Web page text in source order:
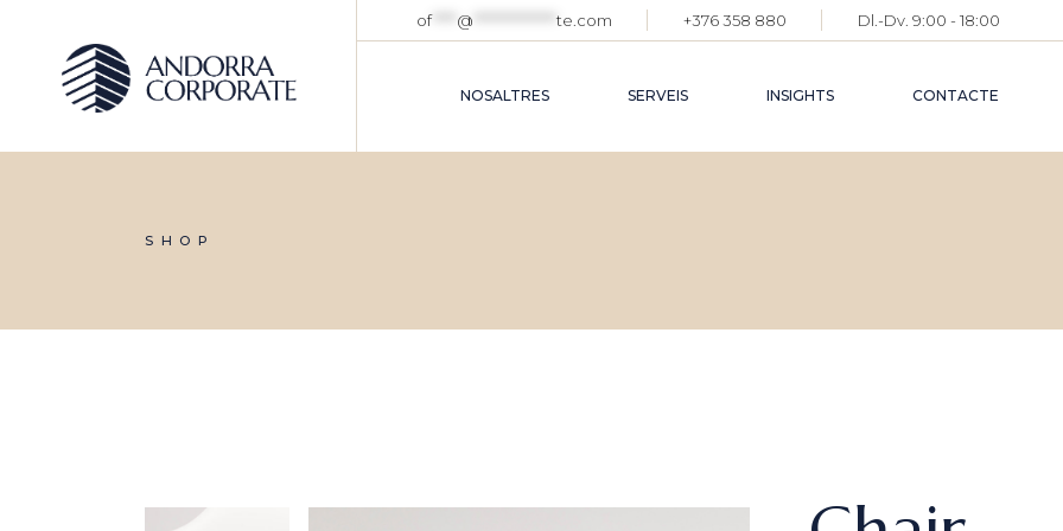
content
of @ **************te.com +376 358 880 Dl.-Dv. 9:00 - 18:00
NOSALTRES SERVEIS INSIGHTS CONTACTE
SHOP